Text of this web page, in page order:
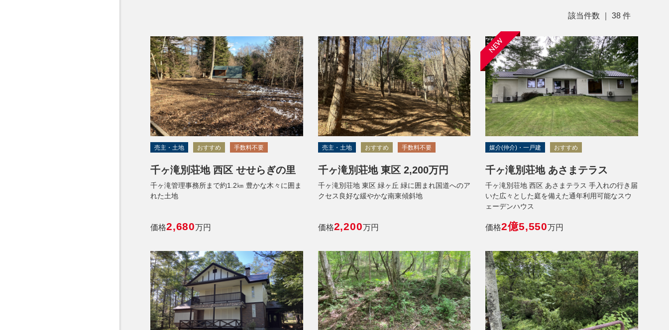
該当件数 ｜ 38 件
売主・土地 おすすめ 手数料不要
千ヶ滝別荘地 西区 せせらぎの里
千ヶ滝管理事務所まで約1.2㎞ 豊かな木々に囲ま
れた土地
価格2,680万円
売主・土地 おすすめ 手数料不要
千ヶ滝別荘地 東区 2,200万円
千ヶ滝別荘地 東区 緑ヶ丘 緑に囲まれ国道へのア
クセス良好な緩やかな南東傾斜地
価格2,200万円
NEW
媒介(仲介)・一戸建 おすすめ
千ヶ滝別荘地 あさまテラス
千ヶ滝別荘地 西区 あさまテラス 手入れの行き届
いた広々とした庭を備えた通年利用可能なスウ
ェーデンハウス
価格2億5,550万円